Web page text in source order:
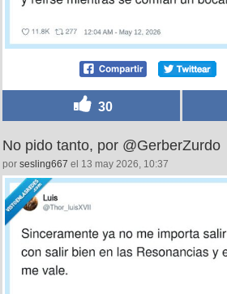
30
No pido tanto, por @GerberZurdo
por sesling667 el 13 may 2026, 10:37